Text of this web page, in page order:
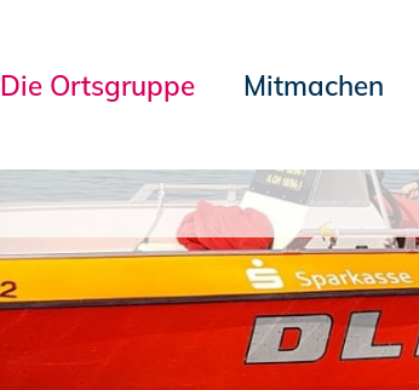
Die Ortsgruppe Mitmachen